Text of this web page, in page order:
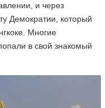
и через
Демократии, который
Многие
в свой знакомый